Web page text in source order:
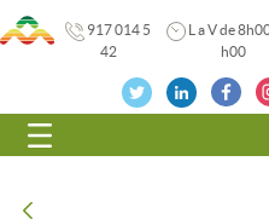
917 014 5
42
L a V de
h00